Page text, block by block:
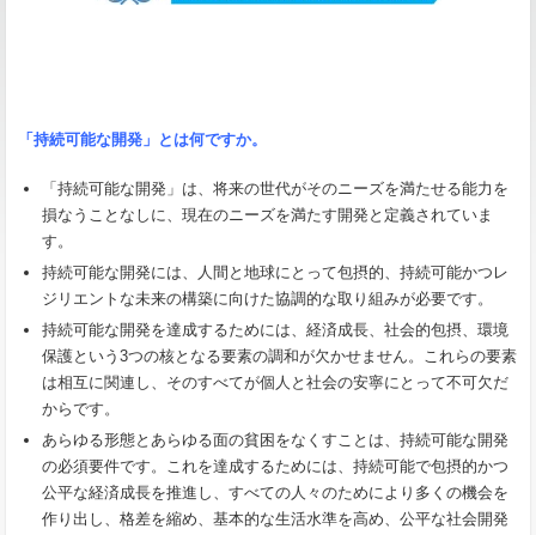
「持続可能な開発」とは何ですか。
「持続可能な開発」は、将来の世代がそのニーズを満たせる能力を
損なうことなしに、現在のニーズを満たす開発と定義されていま
す。
持続可能な開発には、人間と地球にとって包摂的、持続可能かつレ
ジリエントな未来の構築に向けた協調的な取り組みが必要です。
持続可能な開発を達成するためには、経済成長、社会的包摂、環境
保護という3つの核となる要素の調和が欠かせません。これらの要素
は相互に関連し、そのすべてが個人と社会の安寧にとって不可欠だ
からです。
あらゆる形態とあらゆる面の貧困をなくすことは、持続可能な開発
の必須要件です。これを達成するためには、持続可能で包摂的かつ
公平な経済成長を推進し、すべての人々のためにより多くの機会を
作り出し、格差を縮め、基本的な生活水準を高め、公平な社会開発